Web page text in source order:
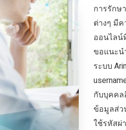
การรักษ
ต่างๆ มี
ออนไลน์
ขอแนะน
ระบบ
กับบุคคล
ข้อมูลส่ว
ใช้รหัสผ่